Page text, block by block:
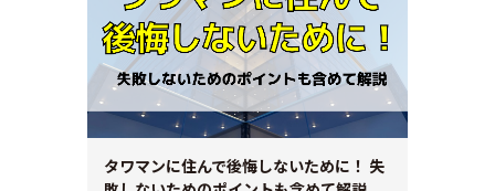
タワマンに住んで後悔しないために！ 失